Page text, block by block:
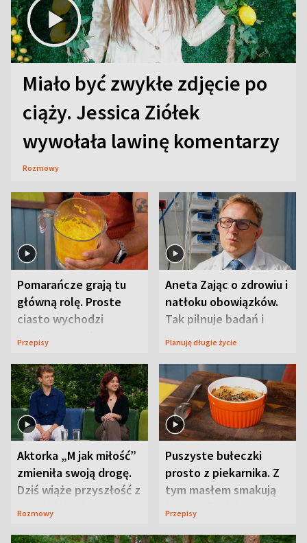
Miało być zwykłe zdjęcie po
ciąży. Jessica Ziółek
wywołała lawinę komentarzy
Rozmowy
Pomarańcze grają tu
główną rolę. Proste
ciasto wychodzi
wyjątkowo wilgotne
Przepisy
Aneta Zając o zdrowiu i
natłoku obowiązków.
Tak pilnuje badań i
wizyt
Planuję długie życie
Aktorka „M jak miłość”
zmieniła swoją drogę.
Dziś wiąże przyszłość z
neurobiologią
Rozmowy
Puszyste bułeczki
prosto z piekarnika. Z
tym masłem smakują
jeszcze lepiej
Przepisy